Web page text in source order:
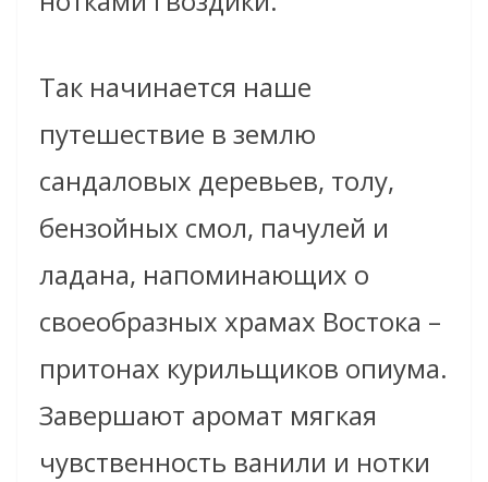
Так начинается наше
путешествие в землю
сандаловых деревьев, толу,
бензойных смол, пачулей и
ладана, напоминающих о
своеобразных храмах Востока –
притонах курильщиков опиума.
Завершают аромат мягкая
чувственность ванили и нотки